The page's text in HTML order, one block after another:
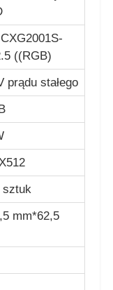
((RGB)
prądu stałego
sztuk
mm*62,5